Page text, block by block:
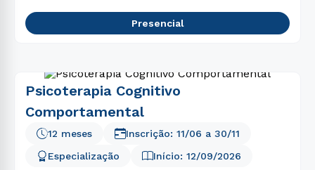
Presencial
Psicoterapia Cognitivo
Comportamental
Especialização
12 meses
Início: 12/09/2026
Inscrição: 11/06 a 30/11